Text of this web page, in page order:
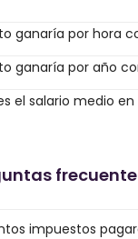
ganaría por hora
ganaría por año
el salario medio en
impuestos